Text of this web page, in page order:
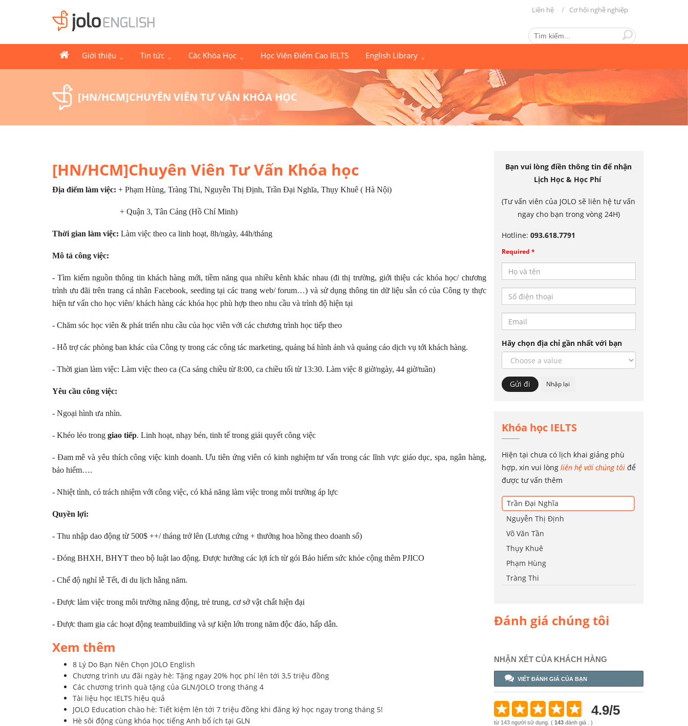
Liên hệ Cơ hội nghề nghiệp
Giới thiệu Tin tức Các Khóa Học Học Viên Điểm Cao IELTS English Library
[HN/HCM]CHUYÊN VIÊN TƯ VẤN KHÓA HỌC
[HN/HCM]Chuyên Viên Tư Vấn Khóa học
Địa điểm làm việc: + Phạm Hùng, Tràng Thi, Nguyễn Thị Định, Trần Đại Nghĩa, Thụy Khuê ( Hà Nội)
+ Quận 3, Tân Cảng (Hồ Chí Minh)
Thời gian làm việc: Làm việc theo ca linh hoạt, 8h/ngày, 44h/tháng
Mô tả công việc:
- Tìm kiếm nguồn thông tin khách hàng mới, tiềm năng qua nhiều kênh khác nhau (đi thị trường, giới thiệu các khóa học/ chương
trình ưu đãi trên trang cá nhân Facebook, seeding tại các trang web/ forum…) và sử dụng thông tin dữ liệu sẵn có của Công ty thực
hiện tư vấn cho học viên/ khách hàng các khóa học phù hợp theo nhu cầu và trình độ hiện tại
- Chăm sóc học viên & phát triển nhu cầu của học viên với các chương trình học tiếp theo
- Hỗ trợ các phòng ban khác của Công ty trong các công tác marketing, quảng bá hình ảnh và quảng cáo dịch vụ tới khách hàng.
- Thời gian làm việc: Làm việc theo ca (Ca sáng chiều từ 8:00, ca chiều tối từ 13:30. Làm việc 8 giờ/ngày, 44 giờ/tuần)
Yêu cầu công việc:
- Ngoại hình ưa nhìn.
- Khéo léo trong giao tiếp. Linh hoạt, nhạy bén, tinh tế trong giải quyết công việc
- Đam mê và yêu thích công việc kinh doanh. Ưu tiên ứng viên có kinh nghiệm tư vấn trong các lĩnh vực giáo dục, spa, ngân hàng,
bảo hiểm….
- Nhiệt tình, có trách nhiệm với công việc, có khả năng làm việc trong môi trường áp lực
Quyền lợi:
- Thu nhập dao động từ 500$ ++/ tháng trở lên (Lương cứng + thưởng hoa hồng theo doanh số)
- Đóng BHXH, BHYT theo bộ luật lao động. Được hưởng các lợi ích từ gói Bảo hiểm sức khỏe cộng thêm PJICO
- Chế độ nghỉ lễ Tết, đi du lịch hằng năm.
- Được làm việc trong môi trường năng động, trẻ trung, cơ sở vật chất hiện đại
- Được tham gia các hoạt động teambuilding và sự kiện lớn trong năm độc đáo, hấp dẫn.
Xem thêm
8 Lý Do Bạn Nên Chọn JOLO English
Chương trình ưu đãi ngày hè: Tặng ngay 20% học phí lên tới 3,5 triệu đồng
Các chương trình quà tặng của GLN/JOLO trong tháng 4
Tài liệu học IELTS hiệu quả
JOLO Education chào hè: Tiết kiệm lên tới 7 triệu đồng khi đăng ký học ngay trong tháng 5!
Hè sôi động cùng khóa học tiếng Anh bổ ích tại GLN
Bạn vui lòng điền thông tin để nhận
Lịch Học & Học Phí
(Tư vấn viên của JOLO sẽ liên hệ tư vấn
ngay cho bạn trong vòng 24H)
Hotline: 093.618.7791
Required *
Hãy chọn địa chỉ gần nhất với bạn
Khóa học IELTS
Hiện tại chưa có lịch khai giảng phù
hợp, xin vui lòng liên hệ với chúng tôiđể
được tư vấn thêm
Trần Đại Nghĩa
Nguyễn Thị Định
Võ Văn Tần
Thụy Khuê
Phạm Hùng
Tràng Thi
Đánh giá chúng tôi
NHẬN XÉT CỦA KHÁCH HÀNG
VIẾT ĐÁNH GIÁ CỦA BẠN
4.9/5
từ 143người sử dụng. ( 143đánh giá . )